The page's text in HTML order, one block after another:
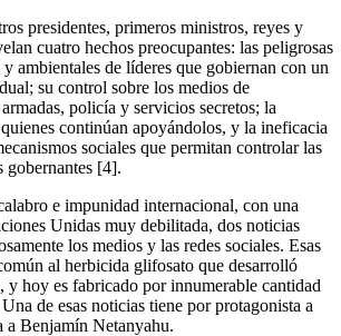
presidentes, primeros ministros, reyes y
cuatro hechos preocupantes: las peligrosas
y ambientales de líderes que gobiernan con un
su control sobre los medios de
policía y servicios secretos; la
continúan apoyándolos, y la ineficacia
sociales que permitan controlar las
gobernantes [4].
e impunidad internacional, con una
Unidas muy debilitada, dos noticias
los medios y las redes sociales. Esas
al herbicida glifosato que desarrolló
y hoy es fabricado por innumerable cantidad
de esas noticias tiene por protagonista a
Benjamín Netanyahu.